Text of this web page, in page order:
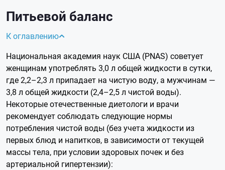
Питьевой баланс
К оглавлению
Национальная академия наук США (PNAS) советует
женщинам употреблять 3,0 л общей жидкости в сутки,
где 2,2–2,3 л припадает на чистую воду, а мужчинам —
3,8 л общей жидкости (2,4–2,5 л чистой воды).
Некоторые отечественные диетологи и врачи
рекомендует соблюдать следующие нормы
потребления чистой воды (без учета жидкости из
первых блюд и напитков, в зависимости от текущей
массы тела, при условии здоровых почек и без
артериальной гипертензии):